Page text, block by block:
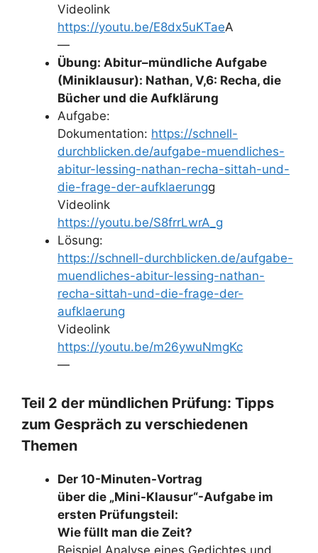
Videolink
https://youtu.be/E8dx5uKTaeA
—
Übung: Abitur–mündliche Aufgabe
(Miniklausur): Nathan, V,6: Recha, die
Bücher und die Aufklärung
Aufgabe:
Dokumentation: https://schnell-
durchblicken.de/aufgabe-muendliches-
abitur-lessing-nathan-recha-sittah-und-
die-frage-der-aufklaerungg
Videolink
https://youtu.be/S8frrLwrA_g
Lösung:
https://schnell-durchblicken.de/aufgabe-
muendliches-abitur-lessing-nathan-
recha-sittah-und-die-frage-der-
aufklaerung
Videolink
https://youtu.be/m26ywuNmgKc
—
Teil 2 der mündlichen Prüfung: Tipps
zum Gespräch zu verschiedenen
Themen
Der 10-Minuten-Vortrag
über die „Mini-Klausur“-Aufgabe im
ersten Prüfungsteil:
Wie füllt man die Zeit?
Beispiel Analyse eines Gedichtes und